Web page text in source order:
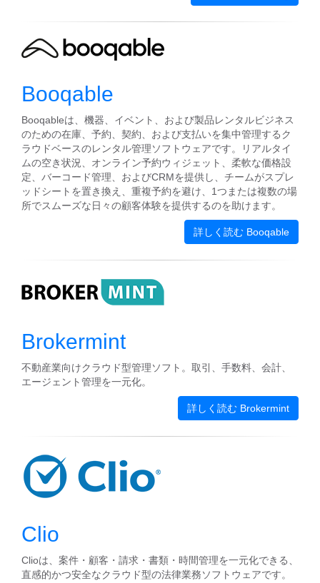
Booqable
Booqableは、機器、イベント、および製品レンタルビジネス
のための在庫、予約、契約、および支払いを集中管理するク
ラウドベースのレンタル管理ソフトウェアです。リアルタイ
ムの空き状況、オンライン予約ウィジェット、柔軟な価格設
定、バーコード管理、およびCRMを提供し、チームがスプレ
ッドシートを置き換え、重複予約を避け、1つまたは複数の場
所でスムーズな日々の顧客体験を提供するのを助けます。
詳しく読む Booqable
Brokermint
不動産業向けクラウド型管理ソフト。取引、手数料、会計、
エージェント管理を一元化。
詳しく読む Brokermint
Clio
Clioは、案件・顧客・請求・書類・時間管理を一元化できる、
直感的かつ安全なクラウド型の法律業務ソフトウェアです。